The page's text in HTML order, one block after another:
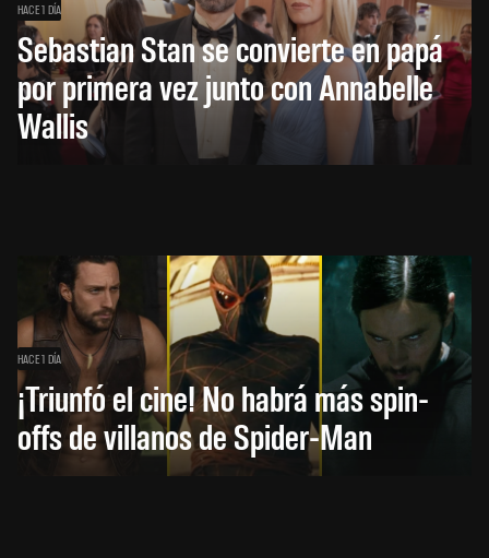
HACE 1 DÍA
Sebastian Stan se convierte en papá
por primera vez junto con Annabelle
Wallis
HACE 1 DÍA
¡Triunfó el cine! No habrá más spin-
offs de villanos de Spider-Man